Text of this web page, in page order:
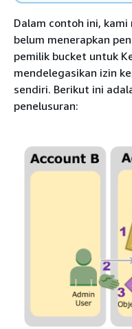
Dalam contoh ini,
belum menerapkan
pemilik bucket untuk
mendelegasikan izin
sendiri. Berikut ini
penelusuran: